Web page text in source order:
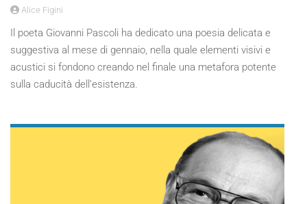
Alice Figini
Il poeta Giovanni Pascoli ha dedicato una poesia delicata e
suggestiva al mese di gennaio, nella quale elementi visivi e
acustici si fondono creando nel finale una metafora potente
sulla caducità dell’esistenza.